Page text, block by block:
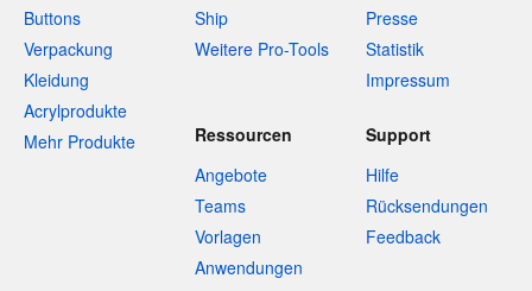
Buttons
Verpackung
Kleidung
Acrylprodukte
Mehr Produkte
Ship
Weitere Pro-Tools
Presse
Statistik
Impressum
Ressourcen
Angebote
Teams
Vorlagen
Anwendungen
Support
Hilfe
Rücksendungen
Feedback